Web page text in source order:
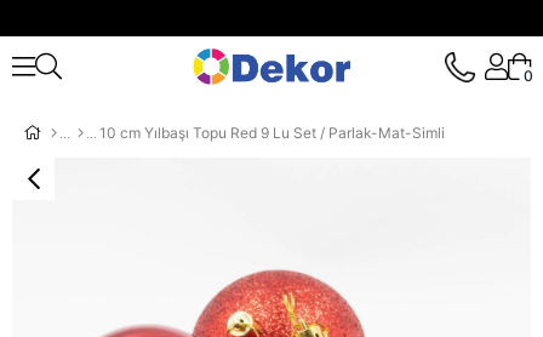
0
10 cm Yılbaşı Topu Red 9 Lu Set / Parlak-Mat-Simli